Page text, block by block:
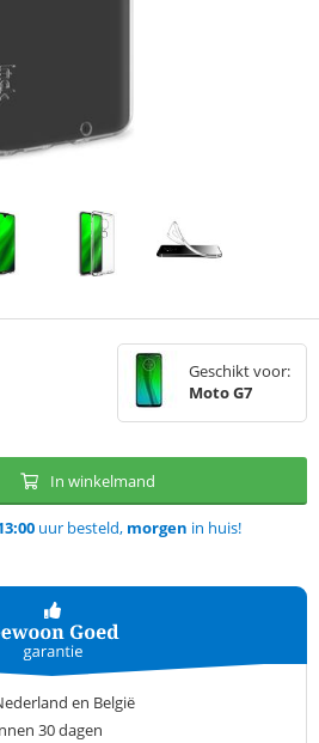
Geschikt voor:
Moto G7
In winkelmand
uur besteld, morgen in huis!
en België
30 dagen